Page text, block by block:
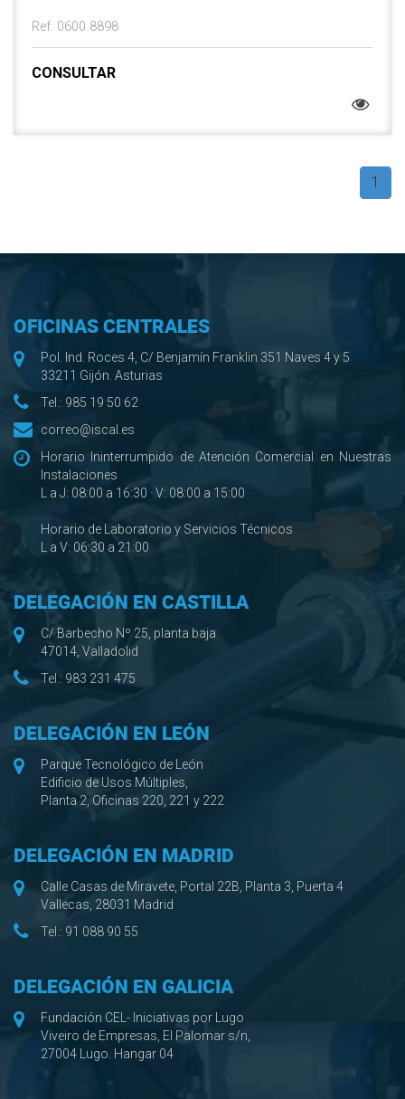
Ref. 0600 8898
CONSULTAR
1
OFICINAS CENTRALES
Pol. Ind. Roces 4, C/ Benjamín Franklin 351 Naves 4 y 5
33211 Gijón. Asturias
Tel.: 985 19 50 62
correo@iscal.es
Horario Ininterrumpido de Atención Comercial en Nuestras
Instalaciones
L a J: 08:00 a 16:30 · V: 08:00 a 15:00
Horario de Laboratorio y Servicios Técnicos
L a V: 06:30 a 21:00
DELEGACIÓN EN CASTILLA
C/ Barbecho Nº 25, planta baja
47014, Valladolid
Tel.: 983 231 475
DELEGACIÓN EN LEÓN
Parque Tecnológico de León
Edificio de Usos Múltiples,
Planta 2, Oficinas 220, 221 y 222
DELEGACIÓN EN MADRID
Calle Casas de Miravete, Portal 22B, Planta 3, Puerta 4
Vallecas, 28031 Madrid
Tel.: 91 088 90 55
DELEGACIÓN EN GALICIA
Fundación CEL- Iniciativas por Lugo
Viveiro de Empresas, El Palomar s/n,
27004 Lugo. Hangar 04